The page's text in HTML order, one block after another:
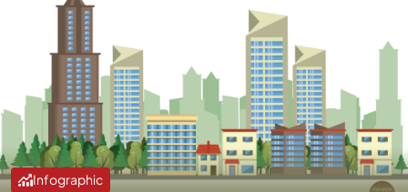
Infographic